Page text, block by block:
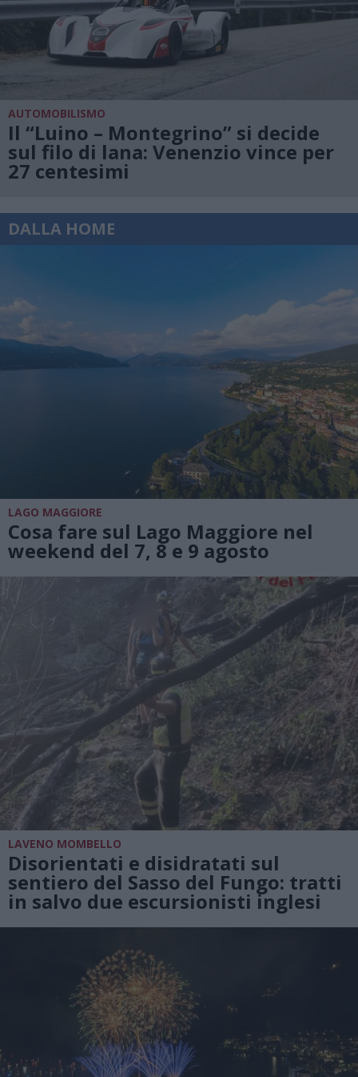
AUTOMOBILISMO
Il “Luino – Montegrino” si decide
sul filo di lana: Venenzio vince per
27 centesimi
DALLA HOME
LAGO MAGGIORE
Cosa fare sul Lago Maggiore nel
weekend del 7, 8 e 9 agosto
LAVENO MOMBELLO
Disorientati e disidratati sul
sentiero del Sasso del Fungo: tratti
in salvo due escursionisti inglesi